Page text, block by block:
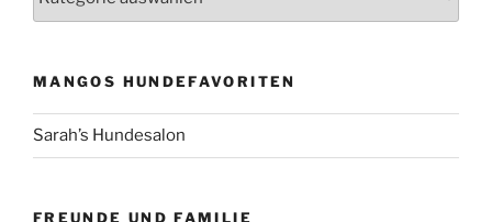
MANGOS HUNDEFAVORITEN
Sarah’s Hundesalon
FREUNDE UND FAMILIE